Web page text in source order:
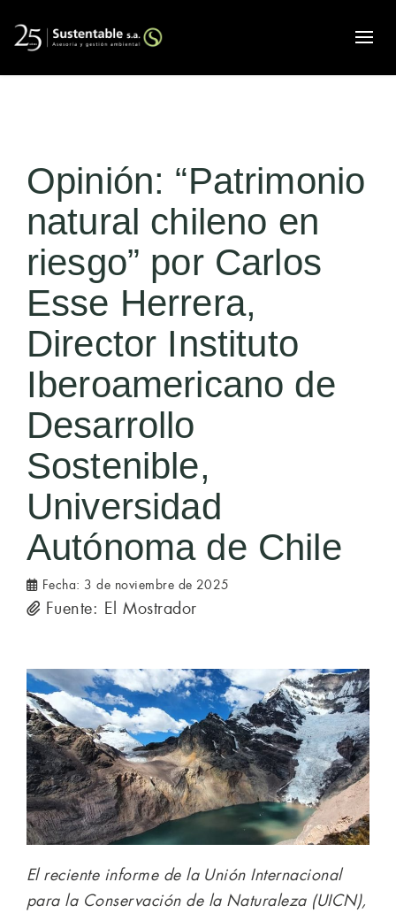
Opinión: “Patrimonio
natural chileno en
riesgo” por Carlos
Esse Herrera,
Director Instituto
Iberoamericano de
Desarrollo
Sostenible,
Universidad
Autónoma de Chile
Fecha: 3 de noviembre de 2025
Fuente: El Mostrador
El reciente informe de la Unión Internacional
para la Conservación de la Naturaleza (UICN),